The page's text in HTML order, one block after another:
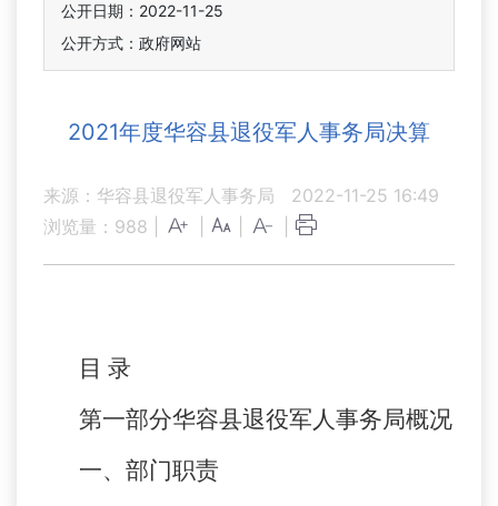
公开日期：2022-11-25
公开方式：政府网站
2021年度华容县退役军人事务局决算
来源：华容县退役军人事务局
2022-11-25 16:49
浏览量： 988
目 录
第一部分华容县退役军人事务局概况
一、部门职责